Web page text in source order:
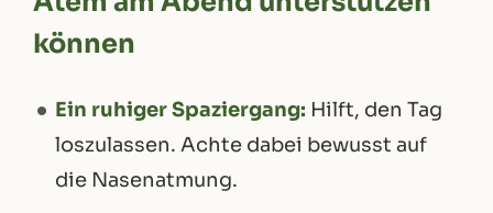
können
Ein ruhiger Spaziergang: Hilft, den Tag
loszulassen. Achte dabei bewusst auf
die Nasenatmung.